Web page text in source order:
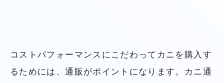
コストパフォーマンスにこだわってカニを購入す
るためには、通販がポイントになります。カニ通